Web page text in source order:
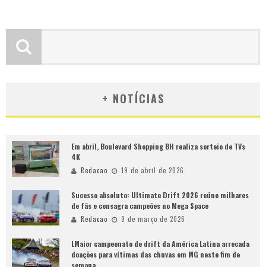
+ NOTÍCIAS
Em abril, Boulevard Shopping BH realiza sorteio de TVs
4K
Redacao 19 de abril de 2026
Sucesso absoluto: Ultimate Drift 2026 reúne milhares
de fãs e consagra campeões no Mega Space
Redacao 9 de março de 2026
LMaior campeonato de drift da América Latina arrecada
doações para vítimas das chuvas em MG neste fim de